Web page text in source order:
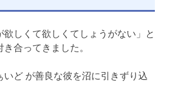
しくて欲しくてしょうがない」と
合ってきました。
ど が善良な彼を沼に引きずり込